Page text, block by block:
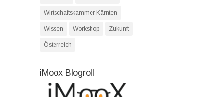
Wirtschaftskammer Kärnten
Wissen Workshop Zukunft
Österreich
iMoox Blogroll